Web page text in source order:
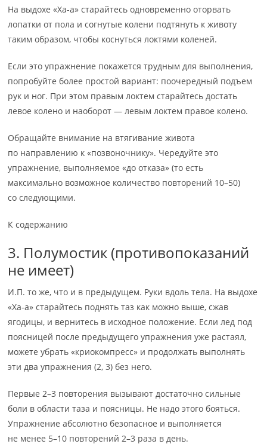
На выдохе «Ха-а» старайтесь одновременно оторвать
лопатки от пола и согнутые колени подтянуть к животу
таким образом, чтобы коснуться локтями коленей.
Если это упражнение покажется трудным для выполнения,
попробуйте более простой вариант: поочередный подъем
рук и ног. При этом правым локтем старайтесь достать
левое колено и наоборот — левым локтем правое колено.
Обращайте внимание на втягивание живота
по направлению к «позвоночнику». Чередуйте это
упражнение, выполняемое «до отказа» (то есть
максимально возможное количество повторений 10–50)
со следующими.
К содержанию
3. Полумостик (противопоказаний
не имеет)
И.П. то же, что и в предыдущем. Руки вдоль тела. На выдохе
«Ха-а» старайтесь поднять таз как можно выше, сжав
ягодицы, и вернитесь в исходное положение. Если лед под
поясницей после предыдущего упражнения уже растаял,
можете убрать «криокомпресс» и продолжать выполнять
эти два упражнения (2, 3) без него.
Первые 2–3 повторения вызывают достаточно сильные
боли в области таза и поясницы. Не надо этого бояться.
Упражнение абсолютно безопасное и выполняется
не менее 5–10 повторений 2–3 раза в день.